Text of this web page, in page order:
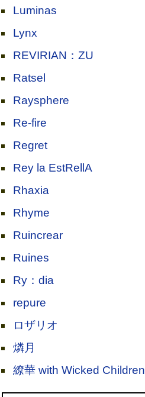
Luminas
Lynx
REVIRIAN：ZU
Ratsel
Raysphere
Re-fire
Regret
Rey la EstRellA
Rhaxia
Rhyme
Ruincrear
Ruines
Ry：dia
repure
ロザリオ
燐月
繚華 with Wicked Children